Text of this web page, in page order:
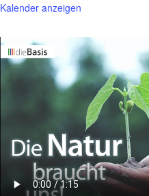
Kalender anzeigen